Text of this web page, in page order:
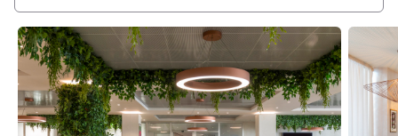
詳細を表示 詳細を